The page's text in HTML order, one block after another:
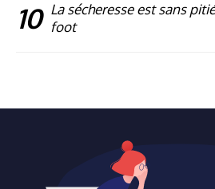
10 La sécheresse est sans
foot